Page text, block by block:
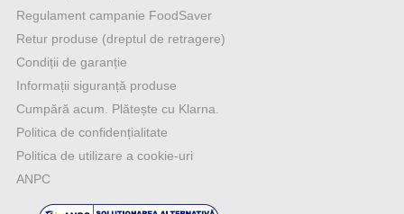
Regulament campanie FoodSaver
Retur produse (dreptul de retragere)
Condiții de garanție
Informații siguranță produse
Cumpără acum. Plătește cu Klarna.
Politica de confidențialitate
Politica de utilizare a cookie-uri
ANPC